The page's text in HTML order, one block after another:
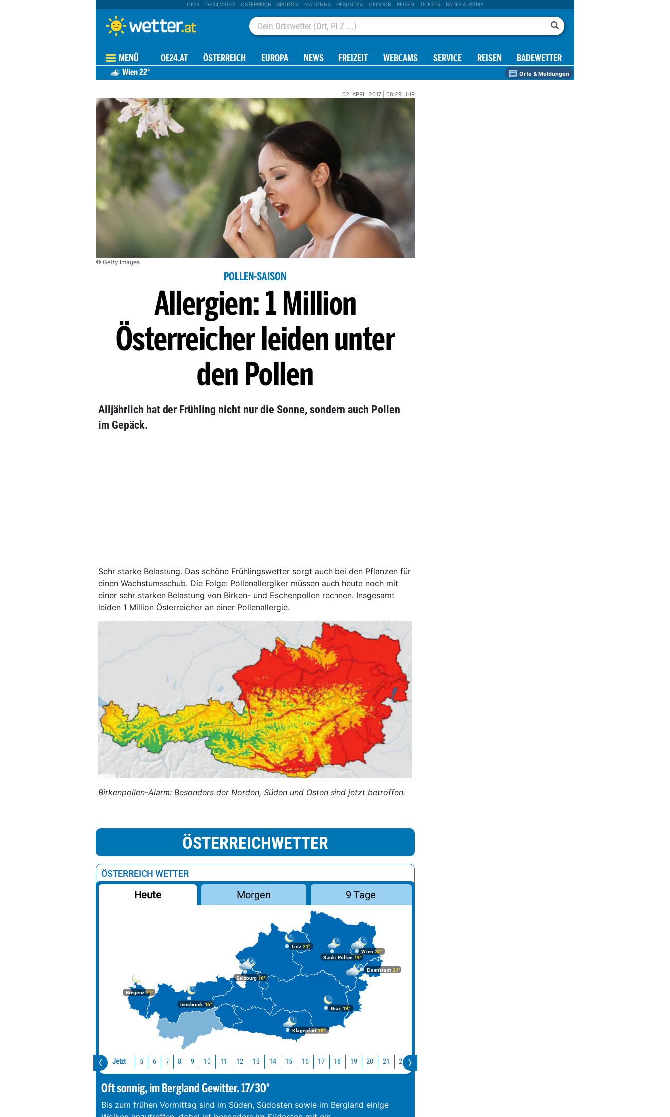
OE24 OE24 VIDEO ÖSTERREICH SPORT24 MADONNA GESUND24 MEINJOB REISEN TICKETS RADIO AUSTRIA
MENÜ OE24.AT ÖSTERREICH EUROPA NEWS FREIZEIT WEBCAMS SERVICE REISEN BADEWETTER
Wien22° Orte & Meldungen
02. APRIL 2017 | 08:29 UHR
© Getty Images
POLLEN-SAISON
Allergien: 1 Million
Österreicher leiden unter
den Pollen
Alljährlich hat der Frühling nicht nur die Sonne, sondern auch Pollen
im Gepäck.
Sehr starke Belastung. Das schöne Frühlingswetter sorgt auch bei den Pflanzen für
einen Wachstumsschub. Die Folge: Pollenallergiker müssen auch heute noch mit
einer sehr starken Belastung von Birken- und Eschenpollen rechnen. Insgesamt
leiden 1 Million Österreicher an einer Pollenallergie.
Birkenpollen-Alarm: Besonders der Norden, Süden und Osten sind jetzt betroffen.
ÖSTERREICHWETTER
ÖSTERREICH WETTER
Heute Morgen 9 Tage
Bregenz17°
Graz 19°
Innsbruck16°
Klagenfurt18°
Linz 21°
Salzburg16°
Wien 22°
Eisenstadt 21°
Sankt Pölten 19°
Jetzt 5 6 7 8 9 10 11 12 13 14 15 16 17 18 19 20 21 22
Oft sonnig, im Bergland Gewitter. 17/30°
Bis zum frühen Vormittag sind im Süden, Südosten sowie im Bergland einige